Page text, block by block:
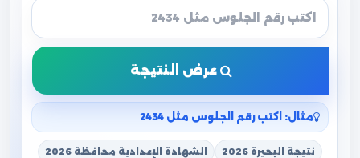
عرض النتيجة
مثال: اكتب رقم الجلوس مثل 2434
نتيجة البحيرة 2026 الشهادة الإعدادية محافظة 2026